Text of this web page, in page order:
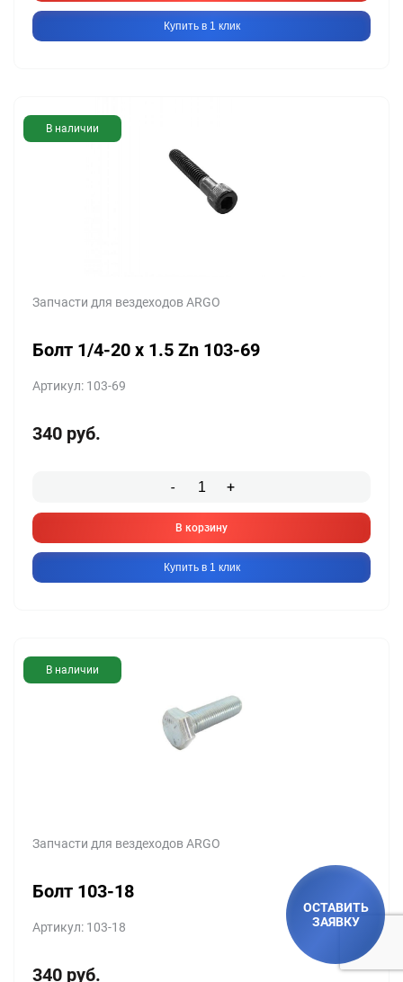
ОСТАВИТЬ
ЗАЯВКУ
Купить в 1 клик
В наличии
Запчасти для вездеходов ARGO
Болт 1/4-20 x 1.5 Zn 103-69
Артикул: 103-69
340 руб.
- +
В корзину
Купить в 1 клик
В наличии
Запчасти для вездеходов ARGO
Болт 103-18
Артикул: 103-18
340 руб.